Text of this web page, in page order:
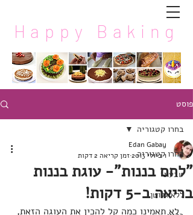
Happy Baking
פוסט
בחרו קטגוריה
טבעוני
ללא גלוטן
בחרו קטגוריה
"לחם בננות"- עוגת בננות
בריאה ב-5 דקות!
Edan Gabay
1 ביולי 2013
זמן קריאה 2 דקות
לא תאמינו כמה קל להכין את העוגה הזאת,